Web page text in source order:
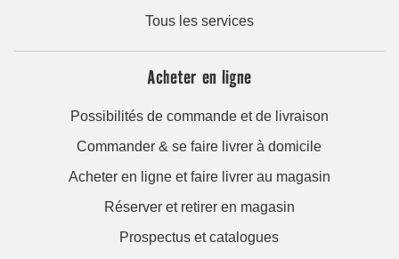
Tous les services
Acheter en ligne
Possibilités de commande et de livraison
Commander & se faire livrer à domicile
Acheter en ligne et faire livrer au magasin
Réserver et retirer en magasin
Prospectus et catalogues